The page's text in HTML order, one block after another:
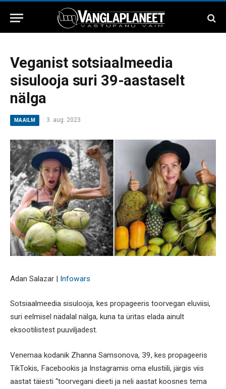
Veganist sotsiaalmeedia
sisulooja suri 39-aastaselt
nälga
MAAILM 3. aug. 2023
Adan Salazar | Infowars
Sotsiaalmeedia sisulooja, kes propageeris toorvegan eluviisi,
suri eelmisel nädalal nälga, kuna ta üritas elada ainult
eksootilistest puuviljadest.
Venemaa kodanik Zhanna Samsonova, 39, kes propageeris
TikTokis, Facebookis ja Instagramis oma elustiili, järgis viis
aastat täiesti “toorvegani dieeti ja neli aastat koosnes tema